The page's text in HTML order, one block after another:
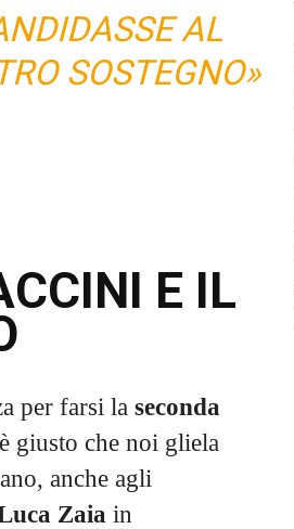
AL
SOSTEGNO»
E IL
per farsi la seconda
giusto che noi gliela
anche agli
Zaia in